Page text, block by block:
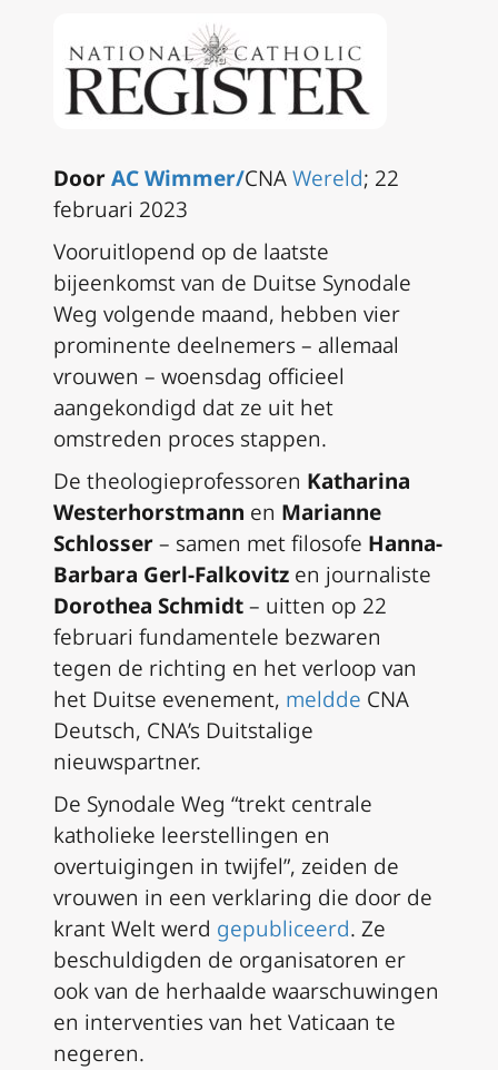
DoorAC Wimmer/CNAWereld; 22
februari 2023
Vooruitlopend op de laatste
bijeenkomst van de Duitse Synodale
Weg volgende maand, hebben vier
prominente deelnemers – allemaal
vrouwen – woensdag officieel
aangekondigd dat ze uit het
omstreden proces stappen.
De theologieprofessoren Katharina
Westerhorstmann en Marianne
Schlosser– samen met filosofe Hanna-
Barbara Gerl-Falkovitz en journaliste
Dorothea Schmidt– uitten op 22
februari fundamentele bezwaren
tegen de richting en het verloop van
het Duitse evenement, meldde CNA
Deutsch, CNA’s Duitstalige
nieuwspartner.
De Synodale Weg “trekt centrale
katholieke leerstellingen en
overtuigingen in twijfel”, zeiden de
vrouwen in een verklaring die door de
krant Welt werd gepubliceerd. Ze
beschuldigden de organisatoren er
ook van de herhaalde waarschuwingen
en interventies van het Vaticaan te
negeren.